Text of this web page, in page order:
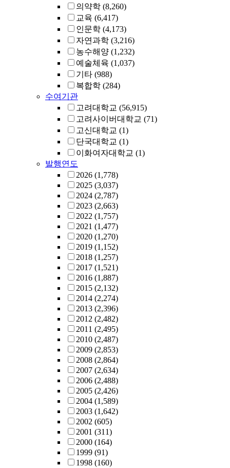
의약학 (8,260)
교육 (6,417)
인문학 (4,173)
자연과학 (3,216)
농수해양 (1,232)
예술체육 (1,037)
기타 (988)
복합학 (284)
수여기관
고려대학교 (56,915)
고려사이버대학교 (71)
고신대학교 (1)
단국대학교 (1)
이화여자대학교 (1)
발행연도
2026 (1,778)
2025 (3,037)
2024 (2,787)
2023 (2,663)
2022 (1,757)
2021 (1,477)
2020 (1,270)
2019 (1,152)
2018 (1,257)
2017 (1,521)
2016 (1,887)
2015 (2,132)
2014 (2,274)
2013 (2,396)
2012 (2,482)
2011 (2,495)
2010 (2,487)
2009 (2,853)
2008 (2,864)
2007 (2,634)
2006 (2,488)
2005 (2,426)
2004 (1,589)
2003 (1,642)
2002 (605)
2001 (311)
2000 (164)
1999 (91)
1998 (160)